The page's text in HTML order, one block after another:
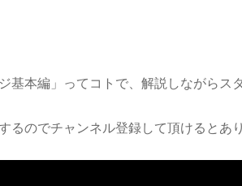
基本編」ってコトで、解説しながらス
るのでチャンネル登録して頂けるとあ